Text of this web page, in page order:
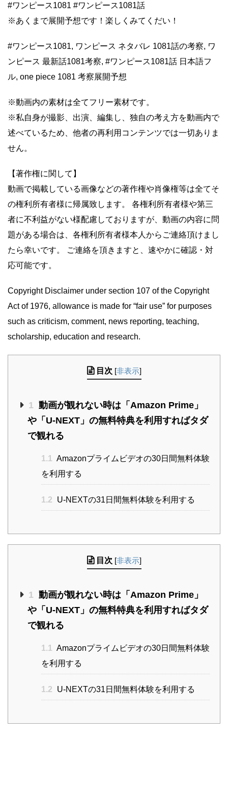
#ワンピース1081 #ワンピース1081話
※あくまで展開予想です！楽しくみてくだい！
#ワンピース1081, ワンピース ネタバレ 1081話の考察, ワ
ンピース 最新話1081考察, #ワンピース1081話 日本語フ
ル, one piece 1081 考察展開予想
※動画内の素材は全てフリー素材です。
※私自身が撮影、出演、編集し、独自の考え方を動画内で
述べているため、他者の再利用コンテンツでは一切ありま
せん。
【著作権に関して】
動画で掲載している画像などの著作権や肖像権等は全てそ
の権利所有者様に帰属致します。 各権利所有者様や第三
者に不利益がない様配慮しておりますが、動画の内容に問
題がある場合は、各権利所有者様本人からご連絡頂けまし
たら幸いです。 ご連絡を頂きますと、速やかに確認・対
応可能です。
Copyright Disclaimer under section 107 of the Copyright
Act of 1976, allowance is made for “fair use” for purposes
such as criticism, comment, news reporting, teaching,
scholarship, education and research.
目次 [非表示]
1 動画が観れない時は「Amazon Prime」
や「U-NEXT」の無料特典を利用すればタダ
で観れる
1.1 Amazonプライムビデオの30日間無料体験
を利用する
1.2 U-NEXTの31日間無料体験を利用する
目次 [非表示]
1 動画が観れない時は「Amazon Prime」
や「U-NEXT」の無料特典を利用すればタダ
で観れる
1.1 Amazonプライムビデオの30日間無料体験
を利用する
1.2 U-NEXTの31日間無料体験を利用する